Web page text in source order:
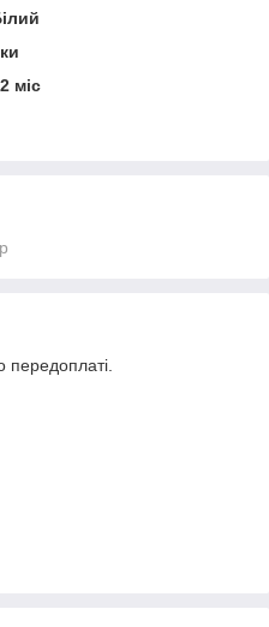
міс
передоплаті.